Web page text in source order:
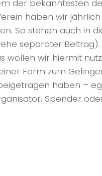
der bekanntesten
haben wir jährlich
So stehen auch in
separater
wollen wir hiermit
Form zum
haben –
Spender